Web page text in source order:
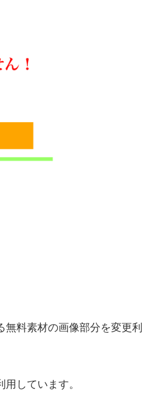
料素材の画像部分を変更
しています。